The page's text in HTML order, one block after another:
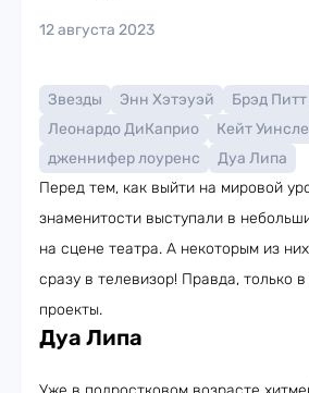
12 августа 2023
Звезды Энн Хэтэуэй
Брэд Питт
Леонардо ДиКаприо
Кейт
дженнифер лоуренс
Дуа Липа
Перед тем, как выйти на мировой
знаменитости выступали в
на сцене театра. А некоторым из
сразу в телевизор! Правда, только
проекты.
Дуа Липа